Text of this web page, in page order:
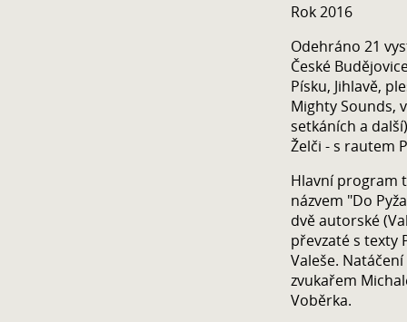
Rok 2016
Odehráno 21
České
Písku, Jihlavě,
Mighty Sounds,
setkáních a
Želči - s rautem
Hlavní program
názvem "Do
dvě autorské
převzaté s texty
Valeše.
zvukařem
Voběrka.